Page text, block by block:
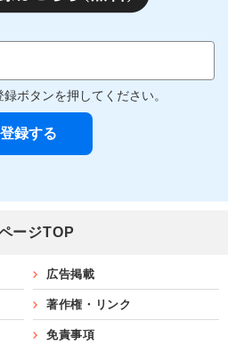
ボタンを押してください。
ージTOP
広告掲載
著作権・リンク
免責事項